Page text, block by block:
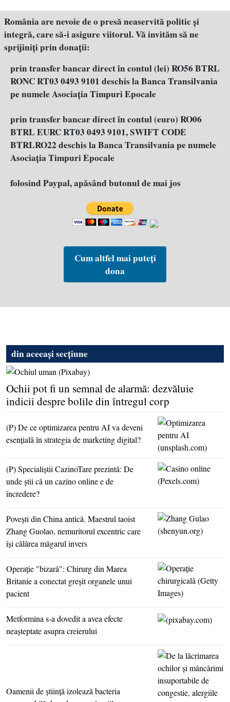
România are nevoie de o presă neaservită politic şi
integră, care să-i asigure viitorul. Vă invităm să ne
sprijiniţi prin donaţii:
prin transfer bancar direct în contul (lei) RO56 BTRL
RONC RT03 0493 9101 deschis la Banca Transilvania
pe numele Asociația Timpuri Epocale
prin transfer bancar direct în contul (euro) RO06
BTRL EURC RT03 0493 9101, SWIFT CODE
BTRLRO22 deschis la Banca Transilvania pe numele
Asociația Timpuri Epocale
folosind Paypal, apăsând butonul de mai jos
Cum altfel mai puteți
dona
din aceeași secțiune
Ochii pot fi un semnal de alarmă: dezvăluie
indicii despre bolile din întregul corp
(P) De ce optimizarea pentru AI va deveni
esenţială în strategia de marketing digital?
(P) Specialiştii CazinoTare prezintă: De
unde ştii că un cazino online e de
încredere?
Poveşti din China antică. Maestrul taoist
Zhang Guolao, nemuritorul excentric care
îşi călărea măgarul invers
Operaţie "bizară": Chirurg din Marea
Britanie a conectat greşit organele unui
pacient
Metformina s-a dovedit a avea efecte
neaşteptate asupra creierului
Oamenii de ştiinţă izolează bacteria